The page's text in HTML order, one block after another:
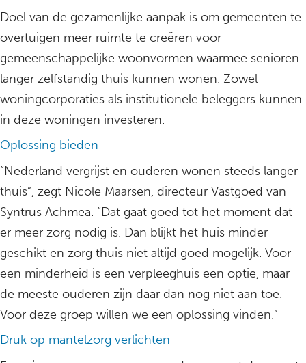
Doel van de gezamenlijke aanpak is om gemeenten te
overtuigen meer ruimte te creëren voor
gemeenschappelijke woonvormen waarmee senioren
langer zelfstandig thuis kunnen wonen. Zowel
woningcorporaties als institutionele beleggers kunnen
in deze woningen investeren.
Oplossing bieden
“Nederland vergrijst en ouderen wonen steeds langer
thuis”, zegt Nicole Maarsen, directeur Vastgoed van
Syntrus Achmea. “Dat gaat goed tot het moment dat
er meer zorg nodig is. Dan blijkt het huis minder
geschikt en zorg thuis niet altijd goed mogelijk. Voor
een minderheid is een verpleeghuis een optie, maar
de meeste ouderen zijn daar dan nog niet aan toe.
Voor deze groep willen we een oplossing vinden.”
Druk op mantelzorg verlichten